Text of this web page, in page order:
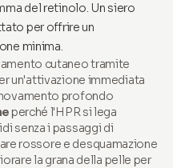
del retinolo. Un siero
per offrire un
minima.
cutaneo tramite
un'attivazione immediata
profondo
perché l'HPR si lega
senza i passaggi di
rossore e desquamazione
la grana della pelle per